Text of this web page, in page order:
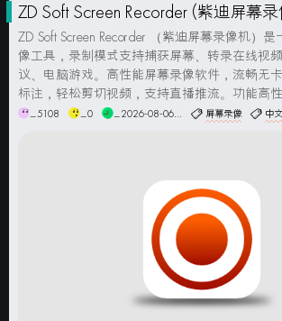
ZD Soft Screen Recorder (紫迪屏幕
版
ZD Soft Screen Recorder （紫迪屏幕录像机）
像工具，录制模式支持捕获屏幕、转录在线视
议、电脑游戏。高性能屏幕录像软件，流畅无
标注，轻松剪切视频，支持直播推流。功能高
发库，简单快速地开发定制化屏幕录像软件。安
_5108 _0 _2026-08-06... 屏幕录像 中